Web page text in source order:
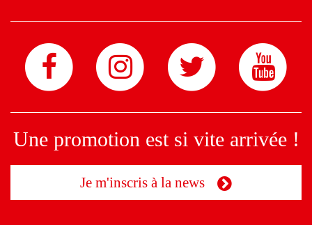
Une promotion est si vite arrivée !
Je m'inscris à la news